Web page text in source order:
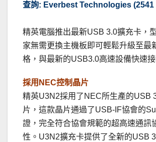
查詢: Everbest Technologies (2541
精英電腦推出最新USB 3.0擴充卡，
家無需更換主機板即可輕鬆升級至最
格，與最新的USB3.0高速設備快速
採用NEC控制晶片
精英U3N2採用了NEC所生產的USB
片，這款晶片通過了USB-IF協會的
證，完全符合協會規範的超高速通訊
性。U3N2擴充卡提供了全新的USB